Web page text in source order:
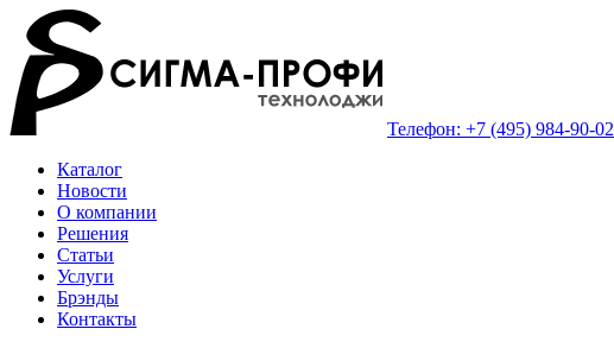
Телефон: +7 (495) 984-90-02
Каталог
Новости
О компании
Решения
Статьи
Услуги
Брэнды
Контакты